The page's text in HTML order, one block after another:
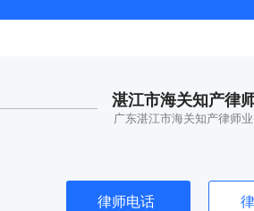
湛江市海关知产律
广东湛江市海关知产律师
律师电话